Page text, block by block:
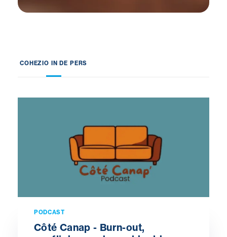
COHEZIO IN DE PERS
PODCAST
Côté Canap - Burn-out,